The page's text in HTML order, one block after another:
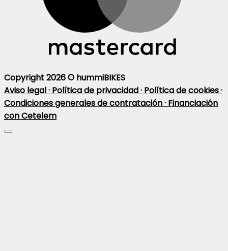
Copyright 2026 © hummiBIKES
Aviso legal · Política de privacidad · Política de cookies ·
Condiciones generales de contratación · Financiación
con Cetelem